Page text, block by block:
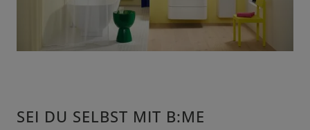
SEI DU SELBST MIT B:ME